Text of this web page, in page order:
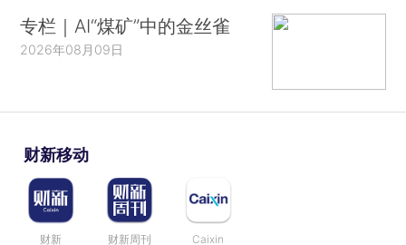
专栏｜AI“煤矿”中的金丝雀
2026年08月09日
财新移动
财新 财新周刊 Caixin